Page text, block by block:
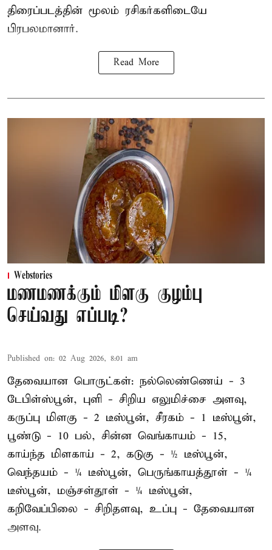
திரைப்படத்தின் மூலம் ரசிகர்களிடையே
பிரபலமானார்.
Read More
Webstories
மணமணக்கும் மிளகு குழம்பு
செய்வது எப்படி?
Published on: 02 Aug 2026, 8:01 am
தேவையான பொருட்கள்: நல்லெண்ணெய் - 3
டேபிள்ஸ்பூன், புளி - சிறிய எலுமிச்சை அளவு,
கருப்பு மிளகு - 2 டீஸ்பூன், சீரகம் - 1 டீஸ்பூன்,
பூண்டு - 10 பல், சின்ன வெங்காயம் - 15,
காய்ந்த மிளகாய் - 2, கடுகு - ½ டீஸ்பூன்,
வெந்தயம் - ¼ டீஸ்பூன், பெருங்காயத்தூள் - ¼
டீஸ்பூன், மஞ்சள்தூள் - ¼ டீஸ்பூன்,
கறிவேப்பிலை - சிறிதளவு, உப்பு - தேவையான
அளவு.